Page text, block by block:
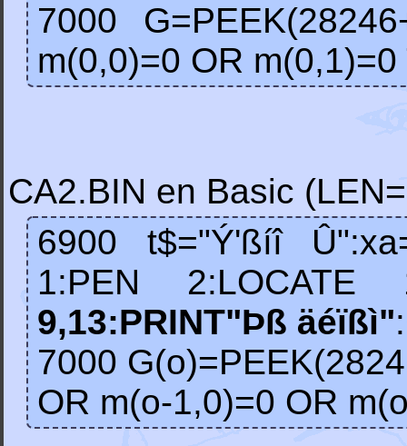
7000
m(0,0)=0 OR
CA2.BIN en Basic
6900 t$="Ý'ßíî
1:PEN 2:LOCATE
9,13:PRINT"Þß äéïßì"
7000
OR m(o-1,0)=0 OR